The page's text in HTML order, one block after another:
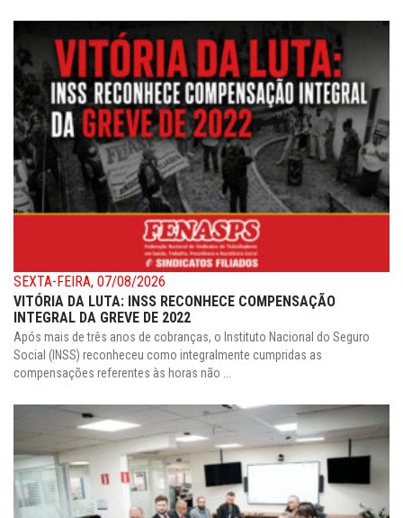
SEXTA-FEIRA, 07/08/2026
VITÓRIA DA LUTA: INSS RECONHECE COMPENSAÇÃO
INTEGRAL DA GREVE DE 2022
Após mais de três anos de cobranças, o Instituto Nacional do Seguro
Social (INSS) reconheceu como integralmente cumpridas as
compensações referentes às horas não ...